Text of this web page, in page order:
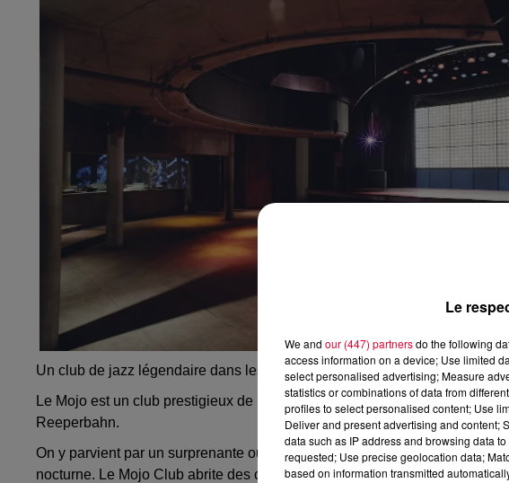
Un club de jazz légendaire dans les sous-sols de la Reeperbahn.
Le Mojo est un club prestigieux de St. Pauli, placé dans le souterrain des
Reeperbahn.
On y parvient par un surprenante ouverture aux aspects de trappe et on
nocturne. Le Mojo Club abrite des concerts de jazz aussi bien que des
Le
We and our (447) partnersdo the following
access information on a device; Use limited
select personalised advertising; Measure
statistics or combinations of data from
profiles to select personalised content; Use
Deliver and present advertising and content;
data such as IP address and browsing data
requested; Use precise geolocation data;
based on information transmitted